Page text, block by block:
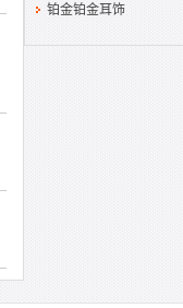
铂金铂金耳饰